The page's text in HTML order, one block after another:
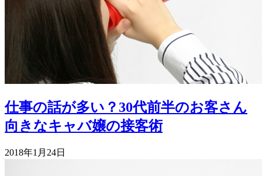
仕事の話が多い？30代前半のお客さん
向きなキャバ嬢の接客術
2018年1月24日